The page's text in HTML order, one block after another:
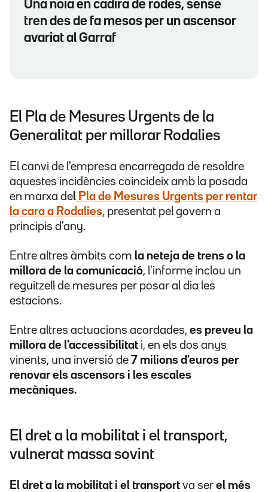
Una noia en cadira de rodes, sense
tren des de fa mesos per un ascensor
avariat al Garraf
El Pla de Mesures Urgents de la
Generalitat per millorar Rodalies
El canvi de l'empresa encarregada de resoldre
aquestes incidències coincideix amb la posada
en marxa del Pla de Mesures Urgents per rentar
la cara a Rodalies, presentat pel govern a
principis d'any.
Entre altres àmbits com la neteja de trens o la
millora de la comunicació, l'informe inclou un
reguitzell de mesures per posar al dia les
estacions.
Entre altres actuacions acordades, es preveu la
millora de l'accessibilitat i, en els dos anys
vinents, una inversió de 7 milions d'euros per
renovar els ascensors i les escales
mecàniques.
El dret a la mobilitat i el transport,
vulnerat massa sovint
El dret a la mobilitat i el transport va ser el més